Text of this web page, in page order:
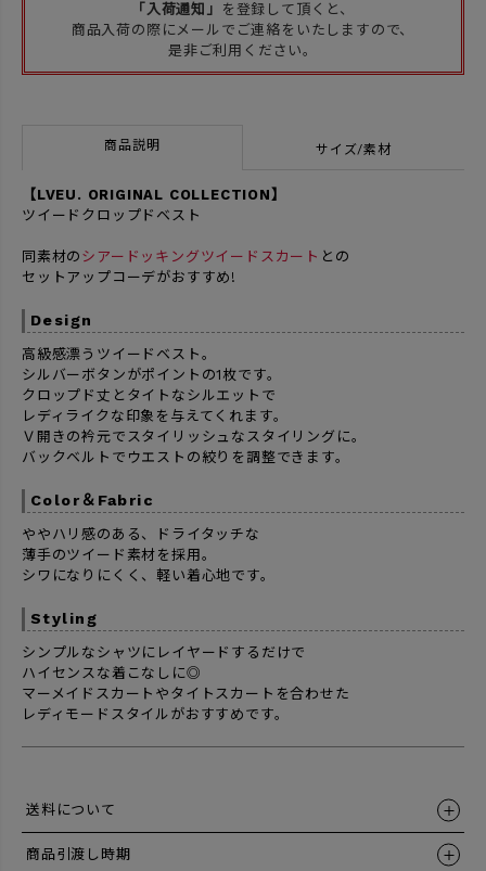
「入荷通知」
を登録して頂くと、
商品入荷の際にメールでご連絡をいたしますので、
是非ご利用ください。
商品説明 サイズ/素材
【LVEU. ORIGINAL COLLECTION】
ツイードクロップドベスト
同素材の シアードッキングツイードスカート との
セットアップコーデがおすすめ!
Design
高級感漂うツイードベスト。
シルバーボタンがポイントの1枚です。
クロップド丈とタイトなシルエットで
レディライクな印象を与えてくれます。
Ｖ開きの衿元でスタイリッシュなスタイリングに。
バックベルトでウエストの絞りを調整できます。
Color＆Fabric
ややハリ感のある、ドライタッチな
薄手のツイード素材を採用。
シワになりにくく、軽い着心地です。
Styling
シンプルなシャツにレイヤードするだけで
ハイセンスな着こなしに◎
マーメイドスカートやタイトスカートを合わせた
レディモードスタイルがおすすめです。
送料について
商品引渡し時期